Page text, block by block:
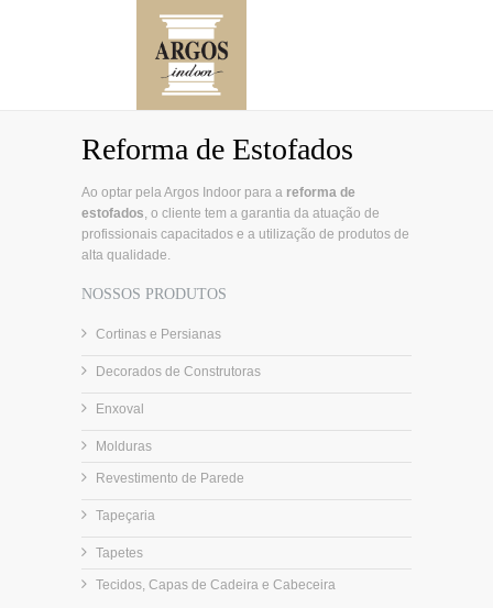
Reforma de Estofados
Ao optar pela Argos Indoor para a reforma de
estofados, o cliente tem a garantia da atuação de
profissionais capacitados e a utilização de produtos de
alta qualidade.
NOSSOS PRODUTOS
Cortinas e Persianas
Decorados de Construtoras
Enxoval
Molduras
Revestimento de Parede
Tapeçaria
Tapetes
Tecidos, Capas de Cadeira e Cabeceira